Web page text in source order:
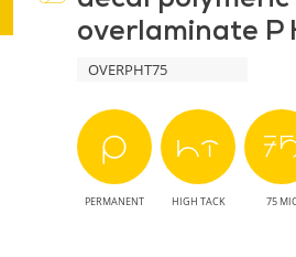
overlaminate P
OVERPHT75
PERMANENT HIGH TACK 75
Protección
Avanzada
para